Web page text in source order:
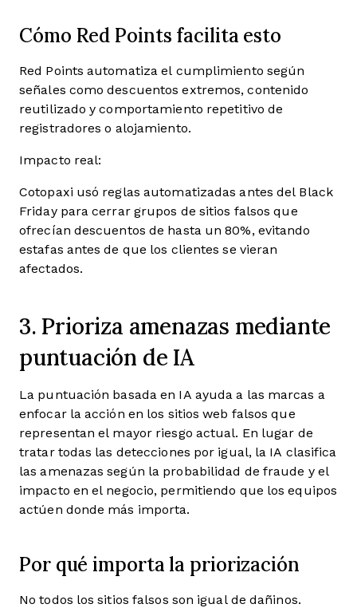
Cómo Red Points facilita esto
Red Points automatiza el cumplimiento según
señales como descuentos extremos, contenido
reutilizado y comportamiento repetitivo de
registradores o alojamiento.
Impacto real:
Cotopaxi usó reglas automatizadas antes del Black
Friday para cerrar grupos de sitios falsos que
ofrecían descuentos de hasta un 80%, evitando
estafas antes de que los clientes se vieran
afectados.
3. Prioriza amenazas mediante
puntuación de IA
La puntuación basada en IA ayuda a las marcas a
enfocar la acción en los sitios web falsos que
representan el mayor riesgo actual. En lugar de
tratar todas las detecciones por igual, la IA clasifica
las amenazas según la probabilidad de fraude y el
impacto en el negocio, permitiendo que los equipos
actúen donde más importa.
Por qué importa la priorización
No todos los sitios falsos son igual de dañinos.